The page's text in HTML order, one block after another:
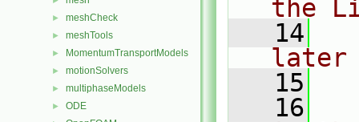
► meshCheck
► meshTools
► MomentumTransportModels
► motionSolvers
► multiphaseModels
► ODE
the
   14
later
   15
   16